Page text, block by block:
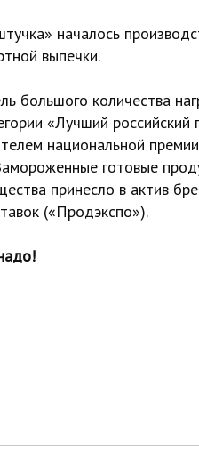
началось
выпечки.
большого количества
«Лучший российский
национальной
готовые
принесло в актив
(«Продэкспо»).